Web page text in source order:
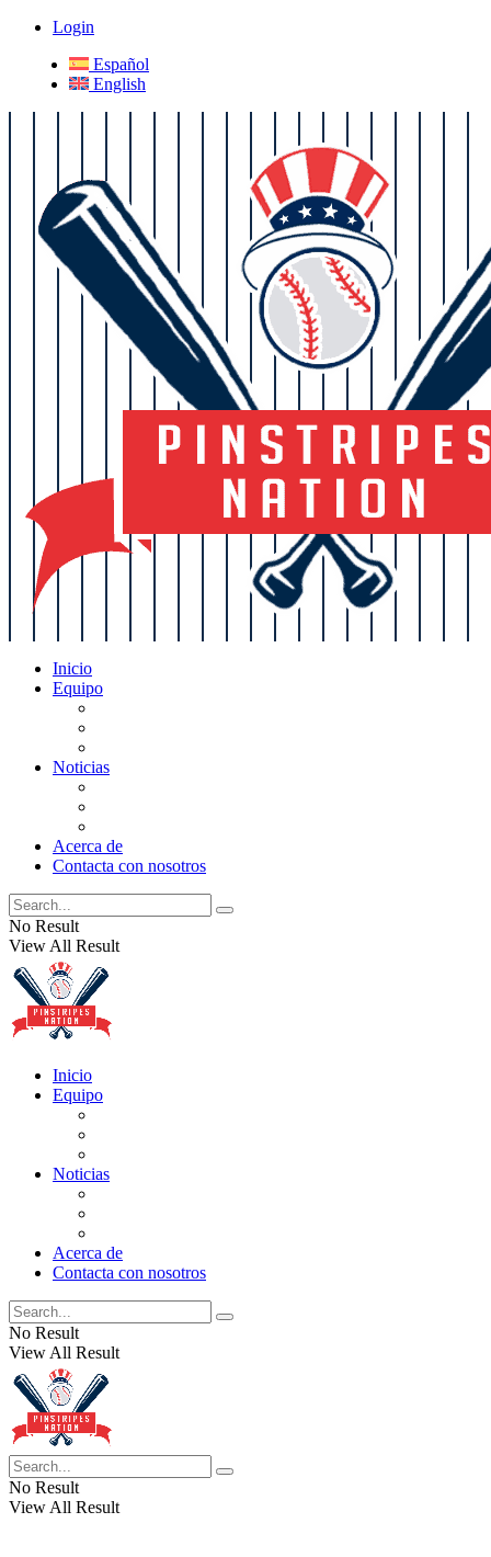
Login
Español
English
Inicio
Equipo
Noticias
Acerca de
Contacta con nosotros
No Result
View All Result
Inicio
Equipo
Noticias
Acerca de
Contacta con nosotros
No Result
View All Result
No Result
View All Result